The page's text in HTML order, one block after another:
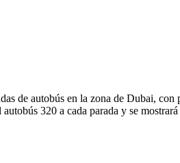
de autobús en la zona de Dubai,
320 a cada parada y se